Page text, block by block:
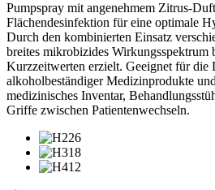
Pumpspray mit angenehmem Zitrus-
Flächendesinfektion für eine optimale
Durch den kombinierten Einsatz
breites mikrobizides Wirkungsspektrum
Kurzzeitwerten erzielt. Geeignet für die
alkoholbeständiger Medizinprodukte
medizinisches Inventar,
Griffe zwischen Patientenwechseln.